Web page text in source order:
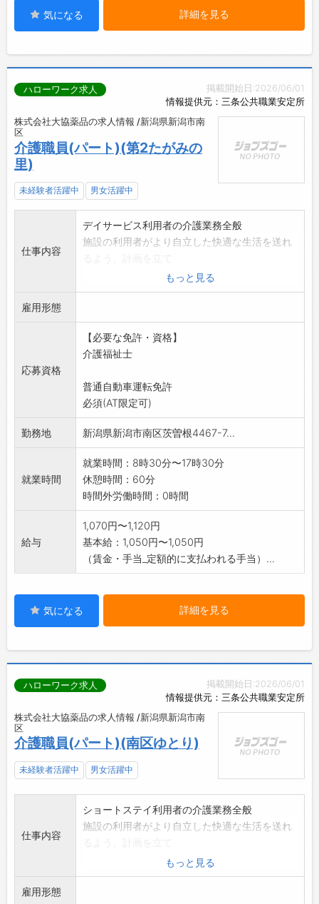
気になる 詳細を見る
掲載開始日:2026/06/01
情報提供元：三条公共職業安定所
ハローワーク求人
株式会社大協薬品の求人情報 /新潟県新潟市南
区
介護職員(パート)(第2たがみの
里)
未経験者活躍中 男女活躍中
仕事内容
デイサービス利用者の介護業務全般
施設の利用者がより自立した快適な生活を送れ
援助していただきます。
食事・入浴・排泄の世話をはじめ、身体を動か
介助し、清潔を保つ等細かいケアをしていただ
きます。
変更範囲:会社の定める業務
もっと見る
雇用形態
応募資格
【必要な免許・資格】
介護福祉士
普通自動車運転免許
必須(AT限定可)
勤務地 新潟県新潟市南区茨曽根4467-7...
就業時間
就業時間：8時30分〜17時30分
休憩時間：60分
時間外労働時間：0時間
給与
1,070円〜1,120円
基本給：1,050円〜1,050円
（賃金・手当_定額的に支払われる手当）...
気になる 詳細を見る
掲載開始日:2026/06/01
情報提供元：三条公共職業安定所
ハローワーク求人
株式会社大協薬品の求人情報 /新潟県新潟市南
区
介護職員(パート)(南区ゆとり)
未経験者活躍中 男女活躍中
仕事内容
ショートステイ利用者の介護業務全般
施設の利用者がより自立した快適な生活を送れ
援助していただきます。
食事・入浴・排泄の世話をはじめ、身体を動か
もっと見る
雇用形態